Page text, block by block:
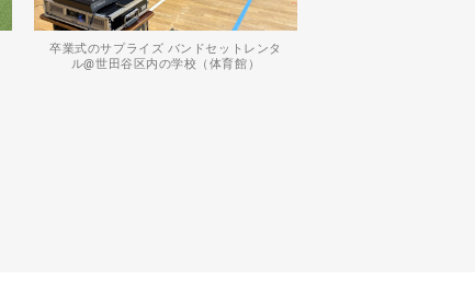
卒業式のサプライズ バンドセットレンタ
ル@世田谷区内の学校（体育館）